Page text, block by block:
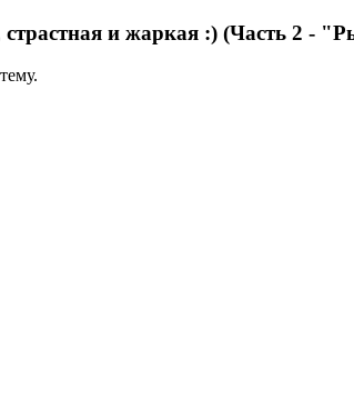
и жаркая :) (Часть 2 -